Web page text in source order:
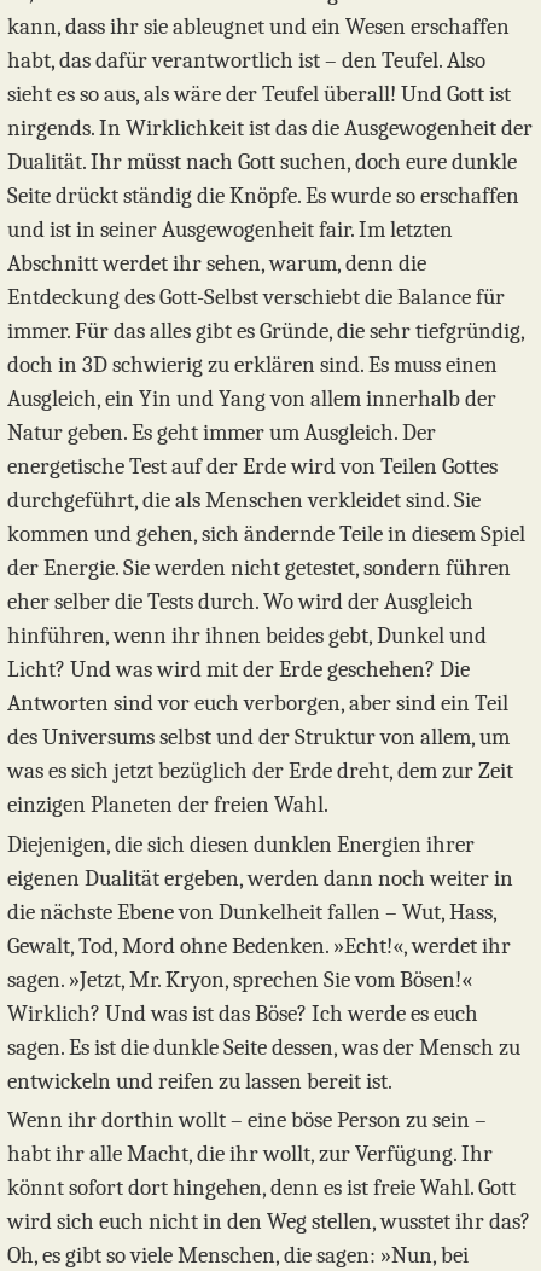
kann, dass ihr sie ableugnet und ein Wesen erschaffen
habt, das dafür verantwortlich ist – den Teufel. Also
sieht es so aus, als wäre der Teufel überall! Und Gott ist
nirgends. In Wirklichkeit ist das die Ausgewogenheit der
Dualität. Ihr müsst nach Gott suchen, doch eure dunkle
Seite drückt ständig die Knöpfe. Es wurde so erschaffen
und ist in seiner Ausgewogenheit fair. Im letzten
Abschnitt werdet ihr sehen, warum, denn die
Entdeckung des Gott-Selbst verschiebt die Balance für
immer. Für das alles gibt es Gründe, die sehr tiefgründig,
doch in 3D schwierig zu erklären sind. Es muss einen
Ausgleich, ein Yin und Yang von allem innerhalb der
Natur geben. Es geht immer um Ausgleich. Der
energetische Test auf der Erde wird von Teilen Gottes
durchgeführt, die als Menschen verkleidet sind. Sie
kommen und gehen, sich ändernde Teile in diesem Spiel
der Energie. Sie werden nicht getestet, sondern führen
eher selber die Tests durch. Wo wird der Ausgleich
hinführen, wenn ihr ihnen beides gebt, Dunkel und
Licht? Und was wird mit der Erde geschehen? Die
Antworten sind vor euch verborgen, aber sind ein Teil
des Universums selbst und der Struktur von allem, um
was es sich jetzt bezüglich der Erde dreht, dem zur Zeit
einzigen Planeten der freien Wahl.
Diejenigen, die sich diesen dunklen Energien ihrer
eigenen Dualität ergeben, werden dann noch weiter in
die nächste Ebene von Dunkelheit fallen – Wut, Hass,
Gewalt, Tod, Mord ohne Bedenken. »Echt!«, werdet ihr
sagen. »Jetzt, Mr. Kryon, sprechen Sie vom Bösen!«
Wirklich? Und was ist das Böse? Ich werde es euch
sagen. Es ist die dunkle Seite dessen, was der Mensch zu
entwickeln und reifen zu lassen bereit ist.
Wenn ihr dorthin wollt – eine böse Person zu sein –
habt ihr alle Macht, die ihr wollt, zur Verfügung. Ihr
könnt sofort dort hingehen, denn es ist freie Wahl. Gott
wird sich euch nicht in den Weg stellen, wusstet ihr das?
Oh, es gibt so viele Menschen, die sagen: »Nun, bei